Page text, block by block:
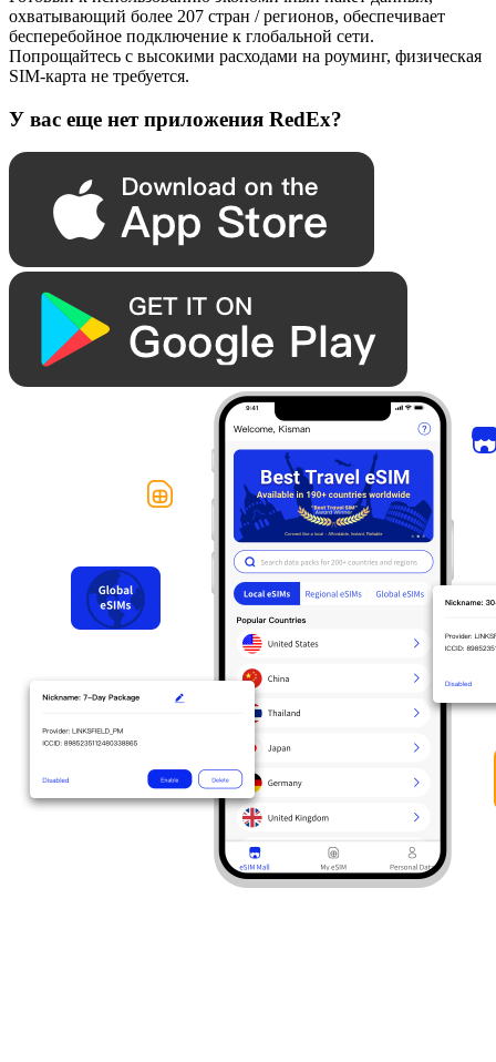
охватывающий более 207 стран / регионов, обеспечивает
бесперебойное подключение к глобальной сети.
Попрощайтесь с высокими расходами на роуминг, физическая
SIM-карта не требуется.
У вас еще нет приложения RedEx?